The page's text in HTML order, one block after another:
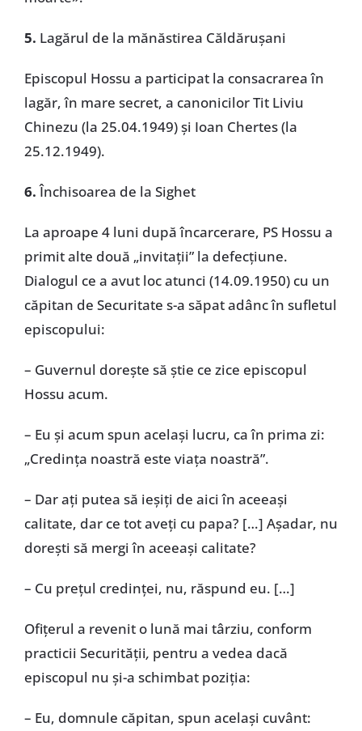
5. Lagărul de la mănăstirea Căldărușani
Episcopul Hossu a participat la consacrarea în
lagăr, în mare secret, a canonicilor Tit Liviu
Chinezu (la 25.04.1949) și Ioan Chertes (la
25.12.1949).
6.Închisoarea de la Sighet
La aproape 4 luni după încarcerare, PS Hossu a
primit alte două „invitații” la defecțiune.
Dialogul ce a avut loc atunci (14.09.1950) cu un
căpitan de Securitate s-a săpat adânc în sufletul
episcopului:
– Guvernul dorește să știe ce zice episcopul
Hossu acum.
– Eu și acum spun același lucru, ca în prima zi:
„Credința noastră este viața noastră”.
– Dar ați putea să ieșiți de aici în aceeași
calitate, dar ce tot aveți cu papa? […] Așadar, nu
dorești să mergi în aceeași calitate?
– Cu prețul credinței, nu, răspund eu. […]
Ofițerul a revenit o lună mai târziu, conform
practicii Securității, pentru a vedea dacă
episcopul nu și-a schimbat poziția:
– Eu, domnule căpitan, spun același cuvânt: